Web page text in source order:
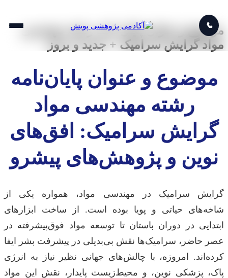
📞
موضوع و عنوان پایان نامه رشته مهندسی
مواد گرایش سرامیک + جدید و بروز
موضوع و عنوان پایان‌نامه
رشته مهندسی مواد
گرایش سرامیک: افق‌های
نوین و پژوهش‌های پیشرو
گرایش سرامیک در مهندسی مواد، همواره یکی از
شاخه‌های حیاتی و پویا بوده است. از ساخت ابزارهای
ابتدایی در دوران باستان تا توسعه مواد فوق‌پیشرفته در
عصر حاضر، سرامیک‌ها نقش بی‌بدیلی در پیشرفت بشر ایفا
کرده‌اند. امروزه، با چالش‌های جهانی نظیر نیاز به انرژی
پاک، پزشکی نوین، و محیط‌زیست پایدار، نقش این مواد